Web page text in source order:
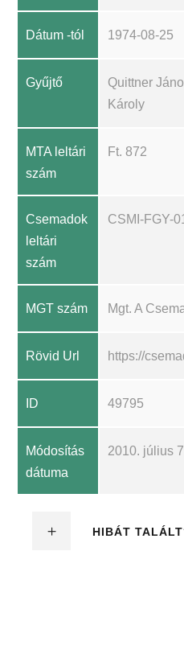
Dátum -tól 1974-08-25
Gyűjtő
Quittner
Károly
MTA leltári
szám
Ft. 872
Csemadok
leltári
szám
CSMI-FGY-
MGT szám Mgt. A
Rövid Url https://
ID 49795
Módosítás
dátuma
2010. július
HIBÁT